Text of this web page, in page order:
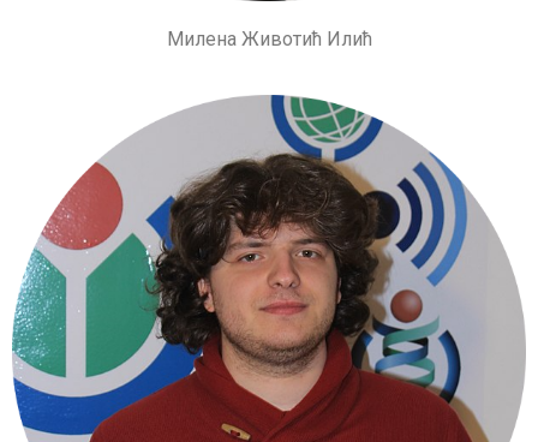
Милена Животић Илић